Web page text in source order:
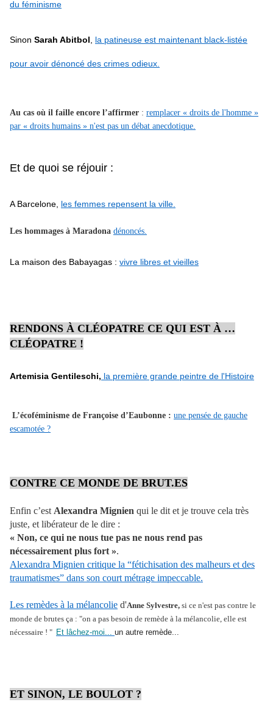
du féminisme
Sinon Sarah Abitbol la patineuse est maintenant black-listée
pour avoir dénoncé des crimes odieux.
Au cas où il faille encore l’affirmer : remplacer « droits de l'homme »
par « droits humains » n'est pas un débat anecdotique.
Et de quoi se réjouir :
A Barcelone les femmes repensent la ville.
Les hommages à Maradona dénoncés.
La maison des Babayagas : vivre libres et vieilles
RENDONS À CLÉOPATRE CE QUI EST À …
CLÉOPATRE !
Artemisia Gentileschi, la première grande peintre de l'Histoire
L’écoféminisme de Françoise d’Eaubonne : une pensée de gauche
escamotée ?
CONTRE CE MONDE DE BRUT.ES
Enfin c’est Alexandra Mignien qui le dit et je trouve cela très
juste, et libérateur de le dire :
« Non, ce qui ne nous tue pas ne nous rend pas
nécessairement plus fort ».
Alexandra Mignien critique la “fétichisation des malheurs et des
traumatismes” dans son court métrage impeccable.
Les remèdes à la mélancolie d'Anne Sylvestre, si ce n'est pas contre le
monde de brutes ça : "on a pas besoin de remède à la mélancolie, elle est
nécessaire ! " Et lâchez-moi... un autre remède...
ET SINON, LE BOULOT ?